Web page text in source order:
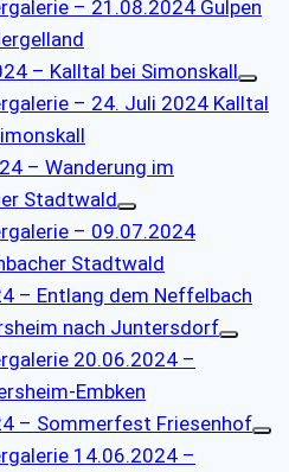
– 21.08.2024 Gulpen
– Kalltal bei Simonskall
– 24. Juli 2024 Kalltal
– Wanderung im
Stadtwald
– 09.07.2024
Stadtwald
– Entlang dem Neffelbach
nach Juntersdorf
20.06.2024 –
Embken
– Sommerfest Friesenhof
14.06.2024 –